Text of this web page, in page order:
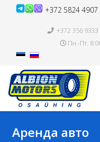
+372 5824 4907
+372 356 9333
Пн.-Пт.
Аренда авто